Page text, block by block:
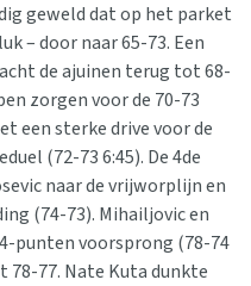
geweld dat op het parket
– door naar 65-73. Een
de ajuinen terug tot 68-
zorgen voor de 70-73
een sterke drive voor de
(72-73 6:45). De 4de
naar de vrijworplijn en
(74-73). Mihailjovic en
punten voorsprong (78-74
77. Nate Kuta dunkte